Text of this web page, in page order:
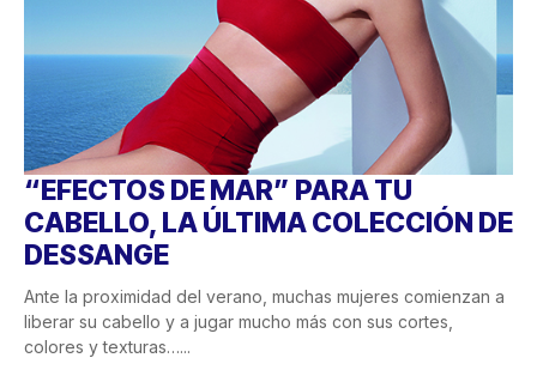
“EFECTOS DE MAR” PARA TU
CABELLO, LA ÚLTIMA COLECCIÓN DE
DESSANGE
Ante la proximidad del verano, muchas mujeres comienzan a
liberar su cabello y a jugar mucho más con sus cortes,
colores y texturas…...